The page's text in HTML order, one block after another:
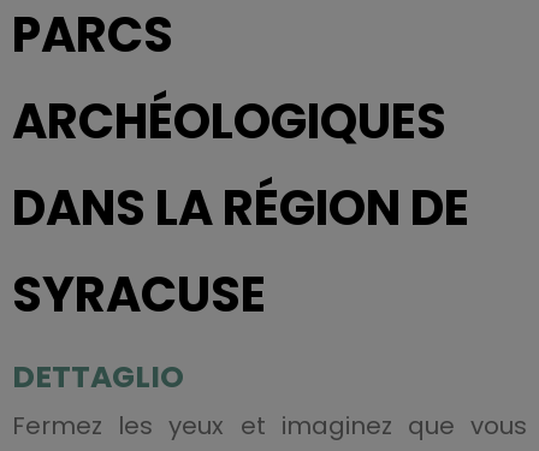
PARCS
ARCHÉOLOGIQUES
DANS LA RÉGION DE
SYRACUSE
DETTAGLIO
Fermez les yeux et imaginez que vous